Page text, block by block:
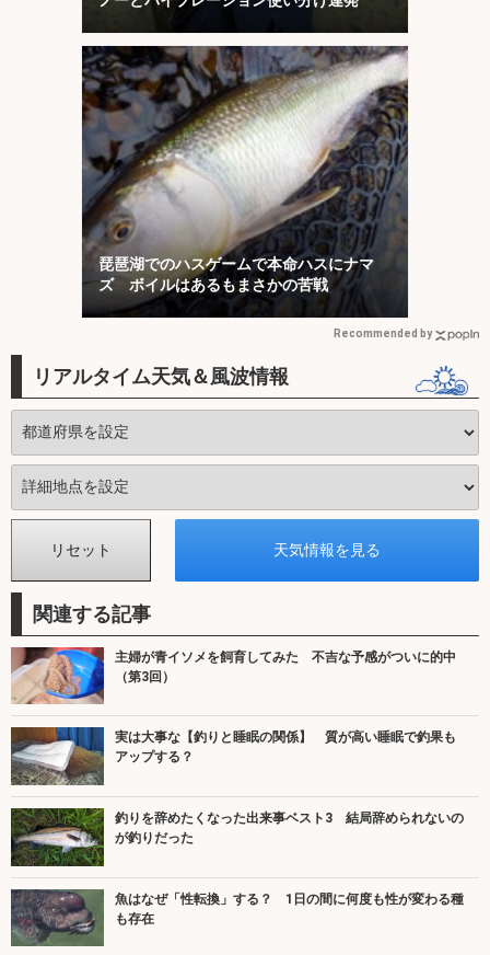
琵琶湖でのハスゲームで本命ハスにナマ
ズ ボイルはあるもまさかの苦戦
Recommended by
リアルタイム天気＆風波情報
関連する記事
主婦が青イソメを飼育してみた 不吉な予感がついに的中
（第3回）
実は大事な【釣りと睡眠の関係】 質が高い睡眠で釣果も
アップする？
釣りを辞めたくなった出来事ベスト3 結局辞められないの
が釣りだった
魚はなぜ「性転換」する？ 1日の間に何度も性が変わる種
も存在